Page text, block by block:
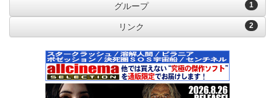
1
グループ
2
リンク